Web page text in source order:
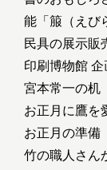
能「箙（えび
民具の展示販
印刷博物館 企
宮本常一の机
お正月に鷹を
お正月の準備
竹の職人さん